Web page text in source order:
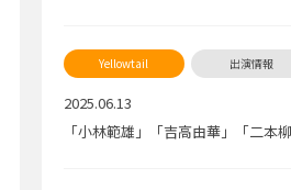
2025.06.13
「小林範雄」「吉高由華」「二本